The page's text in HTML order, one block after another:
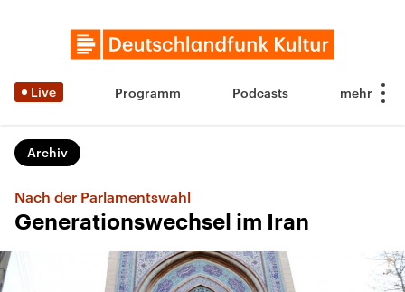
Live Programm Podcasts
Archiv
Nach der Parlamentswahl
Generationswechsel im Iran